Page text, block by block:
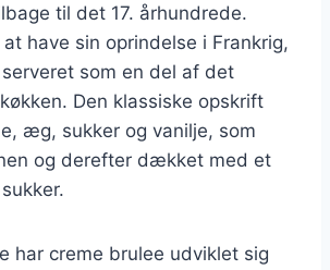
til det 17. århundrede.
have sin oprindelse i Frankrig,
som en del af det
Den klassiske opskrift
æg, sukker og vanilje, som
og derefter dækket med et
har creme brulee udviklet sig